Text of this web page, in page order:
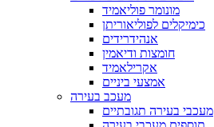
מונומר פוליאמיד
כימיקלים לפוליאוריתן
אנהידרידים
חומצות ודיאמין
אקרילאמיד
אמצעי ביניים
מעכב בעירה
מעכבי בעירה תגובתיים